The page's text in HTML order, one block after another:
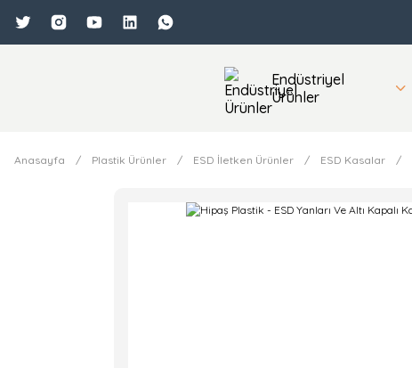
Endüstriyel
Ürünler
Anasayfa Plastik Ürünler ESD İletken Ürünler ESD Kasalar